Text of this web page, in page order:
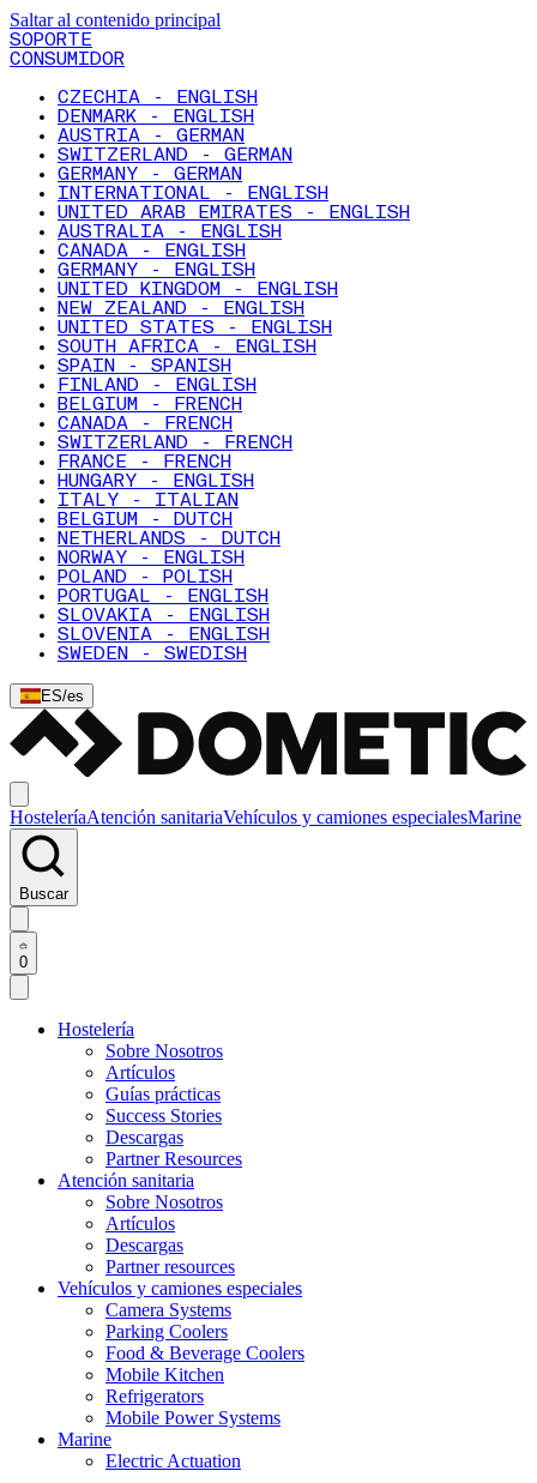
Saltar al contenido principal
SOPORTE
CONSUMIDOR
CZECHIA - ENGLISH
DENMARK - ENGLISH
AUSTRIA - GERMAN
SWITZERLAND - GERMAN
GERMANY - GERMAN
INTERNATIONAL - ENGLISH
UNITED ARAB EMIRATES - ENGLISH
AUSTRALIA - ENGLISH
CANADA - ENGLISH
GERMANY - ENGLISH
UNITED KINGDOM - ENGLISH
NEW ZEALAND - ENGLISH
UNITED STATES - ENGLISH
SOUTH AFRICA - ENGLISH
SPAIN - SPANISH
FINLAND - ENGLISH
BELGIUM - FRENCH
CANADA - FRENCH
SWITZERLAND - FRENCH
FRANCE - FRENCH
HUNGARY - ENGLISH
ITALY - ITALIAN
BELGIUM - DUTCH
NETHERLANDS - DUTCH
NORWAY - ENGLISH
POLAND - POLISH
PORTUGAL - ENGLISH
SLOVAKIA - ENGLISH
SLOVENIA - ENGLISH
SWEDEN - SWEDISH
ES/es
HosteleríaAtención sanitariaVehículos y camiones especialesMarine
Buscar
0
Hostelería
Sobre Nosotros
Artículos
Guías prácticas
Success Stories
Descargas
Partner Resources
Atención sanitaria
Sobre Nosotros
Artículos
Descargas
Partner resources
Vehículos y camiones especiales
Camera Systems
Parking Coolers
Food & Beverage Coolers
Mobile Kitchen
Refrigerators
Mobile Power Systems
Marine
Electric Actuation